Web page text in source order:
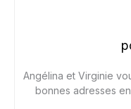
Angélina et Virginie
bonnes adresses